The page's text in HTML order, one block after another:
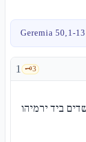
Geremia 50,1-13
1 🗝️3
ביד ירמיהו